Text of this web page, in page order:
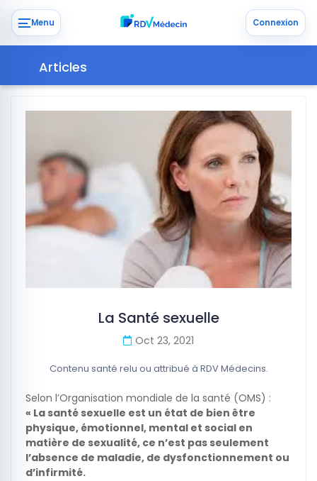
Menu Connexion
Articles
La Santé sexuelle
Oct 23, 2021
Contenu santé relu ou attribué à RDV Médecins.
Selon l’Organisation mondiale de la santé (OMS) :
« La santé sexuelle est un état de bien être
physique, émotionnel, mental et social en
matière de sexualité, ce n’est pas seulement
l’absence de maladie, de dysfonctionnement ou
d’infirmité.